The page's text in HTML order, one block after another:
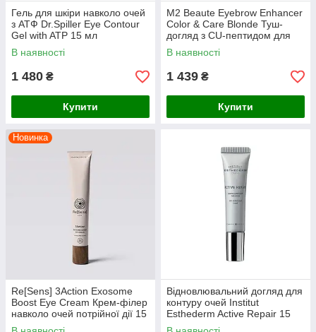
Гель для шкіри навколо очей
з АТФ Dr.Spiller Eye Contour
Gel with ATP 15 мл
В наявності
1 480 ₴
Купити
M2 Beaute Eyebrow Enhancer
Color & Care Blonde Туш-
догляд з CU-пептидом для
брів (блонд)
В наявності
1 439 ₴
Купити
Новинка
Re[Sens] 3Action Exosome
Boost Eye Cream Крем-філер
навколо очей потрійної дії 15
ml
Відновлювальний догляд для
контуру очей Institut
Esthederm Active Repair 15
мл